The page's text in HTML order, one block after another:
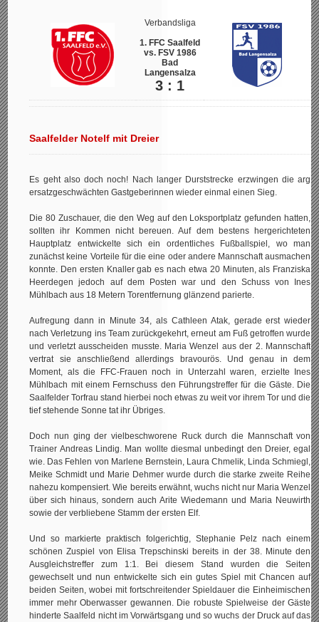
Verbandsliga
1. FFC Saalfeld
vs. FSV 1986
Bad
Langensalza
3 : 1
Saalfelder Notelf mit Dreier
Es geht also doch noch! Nach langer Durststrecke erzwingen die arg
ersatzgeschwächten Gastgeberinnen wieder einmal einen Sieg.
Die 80 Zuschauer, die den Weg auf den Loksportplatz gefunden hatten,
sollten ihr Kommen nicht bereuen. Auf dem bestens hergerichteten
Hauptplatz entwickelte sich ein ordentliches Fußballspiel, wo man
zunächst keine Vorteile für die eine oder andere Mannschaft ausmachen
konnte. Den ersten Knaller gab es nach etwa 20 Minuten, als Franziska
Heerdegen jedoch auf dem Posten war und den Schuss von Ines
Mühlbach aus 18 Metern Torentfernung glänzend parierte.
Aufregung dann in Minute 34, als Cathleen Atak, gerade erst wieder
nach Verletzung ins Team zurückgekehrt, erneut am Fuß getroffen wurde
und verletzt ausscheiden musste. Maria Wenzel aus der 2. Mannschaft
vertrat sie anschließend allerdings bravourös. Und genau in dem
Moment, als die FFC-Frauen noch in Unterzahl waren, erzielte Ines
Mühlbach mit einem Fernschuss den Führungstreffer für die Gäste. Die
Saalfelder Torfrau stand hierbei noch etwas zu weit vor ihrem Tor und die
tief stehende Sonne tat ihr Übriges.
Doch nun ging der vielbeschworene Ruck durch die Mannschaft von
Trainer Andreas Lindig. Man wollte diesmal unbedingt den Dreier, egal
wie. Das Fehlen von Marlene Bernstein, Laura Chmelik, Linda Schmiegl,
Meike Schmidt und Marie Dehmer wurde durch die starke zweite Reihe
nahezu kompensiert. Wie bereits erwähnt, wuchs nicht nur Maria Wenzel
über sich hinaus, sondern auch Arite Wiedemann und Maria Neuwirth
sowie der verbliebene Stamm der ersten Elf.
Und so markierte praktisch folgerichtig, Stephanie Pelz nach einem
schönen Zuspiel von Elisa Trepschinski bereits in der 38. Minute den
Ausgleichstreffer zum 1:1. Bei diesem Stand wurden die Seiten
gewechselt und nun entwickelte sich ein gutes Spiel mit Chancen auf
beiden Seiten, wobei mit fortschreitender Spieldauer die Einheimischen
immer mehr Oberwasser gewannen. Die robuste Spielweise der Gäste
hinderte Saalfeld nicht im Vorwärtsgang und so wuchs der Druck auf das